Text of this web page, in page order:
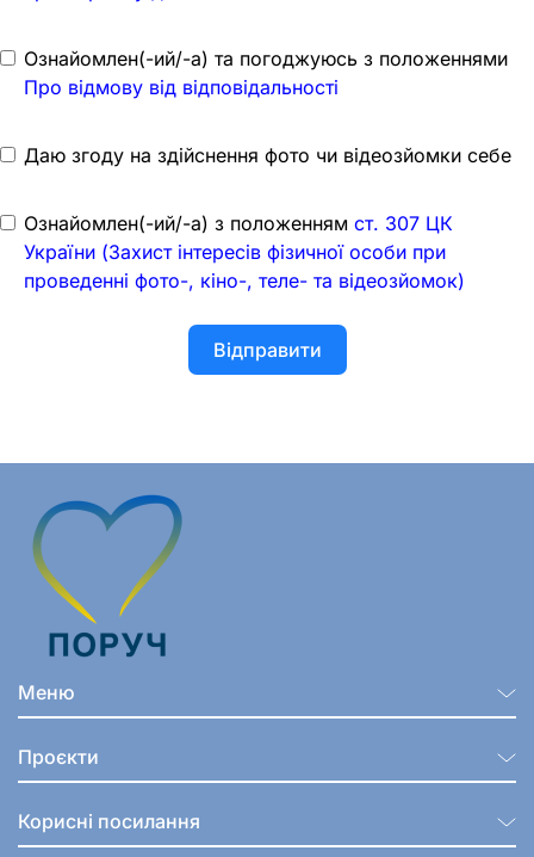
Ознайомлен(-ий/-а) та погоджуюсь з положеннями
Про відмову від відповідальності
Даю згоду на здійснення фото чи відеозйомки себе
Ознайомлен(-ий/-а) з положенням ст. 307 ЦК
України (Захист інтересів фізичної особи при
проведенні фото-, кіно-, теле- та відеозйомок)
Відправити
Меню
Проєкти
Корисні посилання